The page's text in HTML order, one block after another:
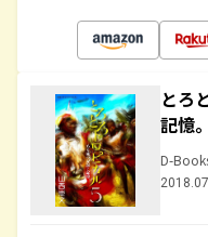
とろ
記憶
D-